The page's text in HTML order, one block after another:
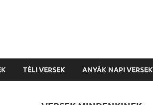
TÉLI VERSEK ANYÁK NAPI VERSEK